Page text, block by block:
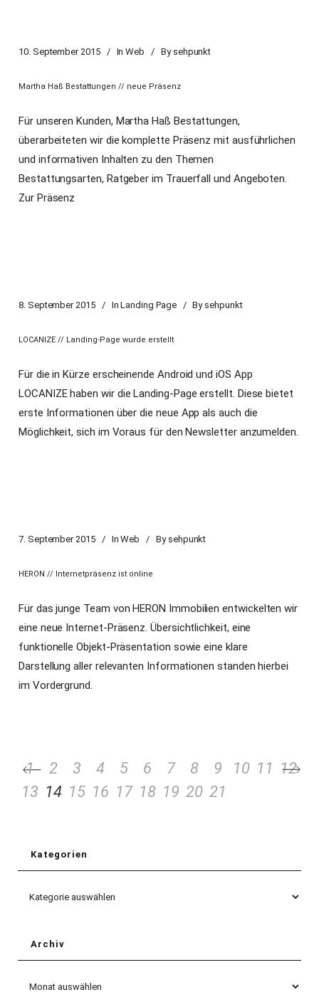
10. September 2015 In Web By sehpunkt
Martha Haß Bestattungen // neue Präsenz
Für unseren Kunden, Martha Haß Bestattungen,
überarbeiteten wir die komplette Präsenz mit ausführlichen
und informativen Inhalten zu den Themen
Bestattungsarten, Ratgeber im Trauerfall und Angeboten.
Zur Präsenz
8. September 2015 In Landing Page By sehpunkt
LOCANIZE // Landing-Page wurde erstellt
Für die in Kürze erscheinende Android und iOS App
LOCANIZE haben wir die Landing-Page erstellt. Diese bietet
erste Informationen über die neue App als auch die
Möglichkeit, sich im Voraus für den Newsletter anzumelden.
7. September 2015 In Web By sehpunkt
HERON // Internetpräsenz ist online
Für das junge Team von HERON Immobilien entwickelten wir
eine neue Internet-Präsenz. Übersichtlichkeit, eine
funktionelle Objekt-Präsentation sowie eine klare
Darstellung aller relevanten Informationen standen hierbei
im Vordergrund.
1 2 3 4 5 6 7 8 9 10 11 12
13 14 15 16 17 18 19 20 21
Kategorien
Kategorien
Archiv
Archiv